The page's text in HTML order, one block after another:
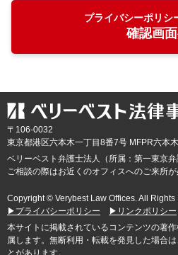
プライバシーポリシ
確認画
〒106-0032
東京都港区六本木一丁目8番7号 MFPR六本
ベリーベスト弁護士法人（所属：第一東京弁
ご相談の際はお近くのオフィスへのご来所が
Copyright © Verybest Law Offices. All Rights
▶プライバシーポリシー
▶リンクポリシー
本サイトに掲載されているコンテンツの著
属します。無断利用・転載を発見した場合
とがあります。